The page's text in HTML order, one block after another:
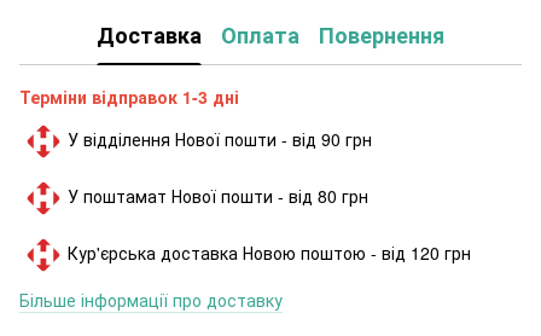
Доставка Оплата Повернення
Терміни відправок 1-3 дні
У відділення Нової пошти - від 90 грн
У поштамат Нової пошти - від 80 грн
Кур'єрська доставка Новою поштою - від 120 грн
Більше інформації про доставку